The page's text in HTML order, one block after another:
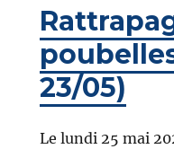
23/05)
Le lundi 25 mai